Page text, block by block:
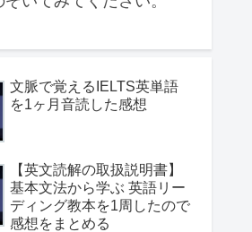
文脈で覚えるIELTS英単語
を1ヶ月音読した感想
【英文読解の取扱説明書】
基本文法から学ぶ 英語リー
ディング教本を1周したので
感想をまとめる